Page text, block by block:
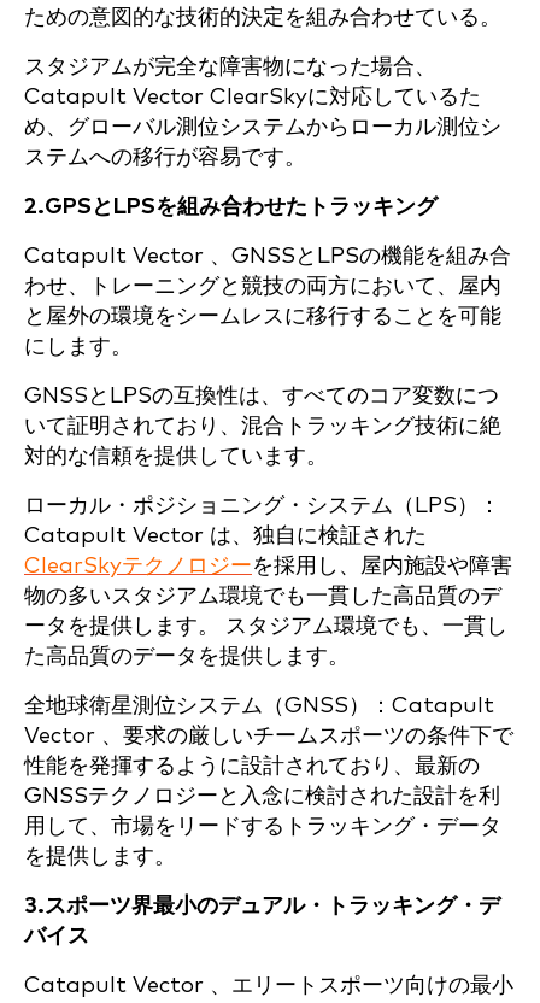
ための意図的な技術的決定を組み合わせている。
スタジアムが完全な障害物になった場合、
Catapult Vector ClearSkyに対応しているた
め、グローバル測位システムからローカル測位シ
ステムへの移行が容易です。
2.GPSとLPSを組み合わせたトラッキング
Catapult Vector 、GNSSとLPSの機能を組み合
わせ、トレーニングと競技の両方において、屋内
と屋外の環境をシームレスに移行することを可能
にします。
GNSSとLPSの互換性は、すべてのコア変数につ
いて証明されており、混合トラッキング技術に絶
対的な信頼を提供しています。
ローカル・ポジショニング・システム（LPS）：
Catapult Vector は、独自に検証された
ClearSkyテクノロジーを採用し、屋内施設や障害
物の多いスタジアム環境でも一貫した高品質のデ
ータを提供します。 スタジアム環境でも、一貫し
た高品質のデータを提供します。
全地球衛星測位システム（GNSS）：Catapult
Vector 、要求の厳しいチームスポーツの条件下で
性能を発揮するように設計されており、最新の
GNSSテクノロジーと入念に検討された設計を利
用して、市場をリードするトラッキング・データ
を提供します。
3.スポーツ界最小のデュアル・トラッキング・デ
バイス
Catapult Vector 、エリートスポーツ向けの最小